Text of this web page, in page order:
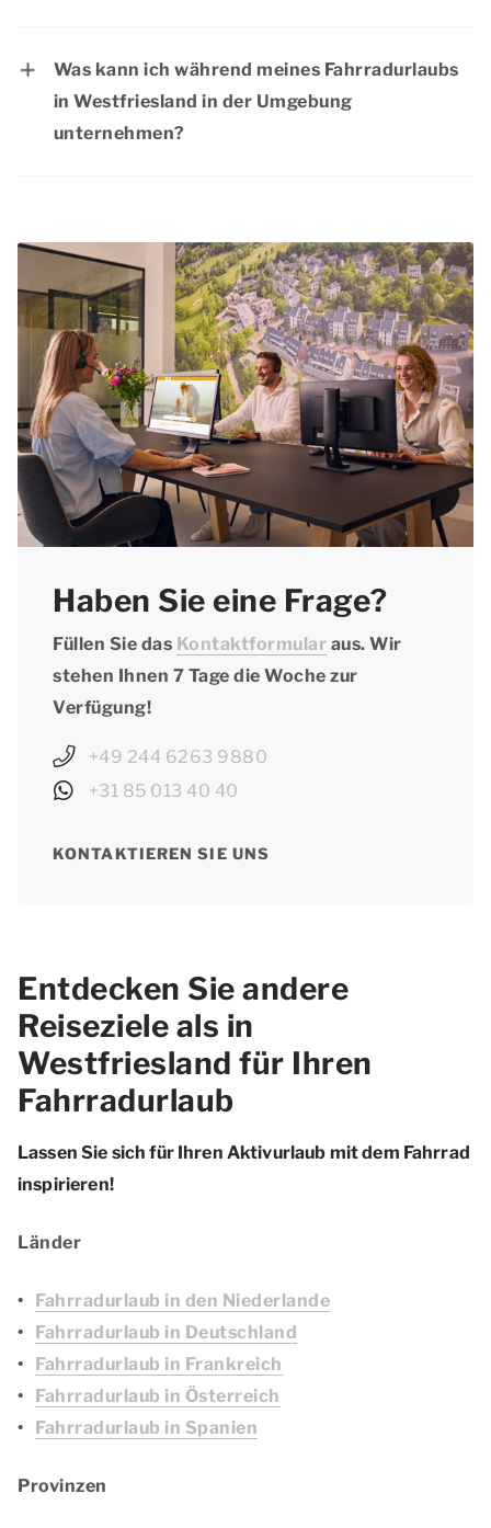
Was kann ich während meines Fahrradurlaubs
in Westfriesland in der Umgebung
unternehmen?
noch viel mehr zu entdecken. Lernen Sie die
lokalen Spezialitäten kennen und erkunden Sie
die schönsten Sehenswürdigkeiten. Natürlich
darf auch ein Tag in einem der schönen Orte in
der Umgebung nicht fehlen. Das breite
Angebot an tollen Radwegen und
verschiedenen Ausflügen sorgt dafür, dass Sie
sich während Ihres Aufenthalts bei Dormio
Resorts & Hotels bestens unterhalten können!
Haben Sie eine Frage?
Füllen Sie das Kontaktformular aus. Wir
stehen Ihnen 7 Tage die Woche zur
Verfügung!
+49 244 6263 9880
+31 85 013 40 40
KONTAKTIEREN SIE UNS
Entdecken Sie andere
Reiseziele als in
Westfriesland für Ihren
Fahrradurlaub
Lassen Sie sich für Ihren Aktivurlaub mit dem Fahrrad
inspirieren!
Länder
Fahrradurlaub in den Niederlande
Fahrradurlaub in Deutschland
Fahrradurlaub in Frankreich
Fahrradurlaub in Österreich
Fahrradurlaub in Spanien
Provinzen